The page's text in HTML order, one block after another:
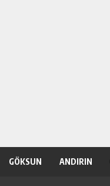
GÖKSUN ANDIRIN